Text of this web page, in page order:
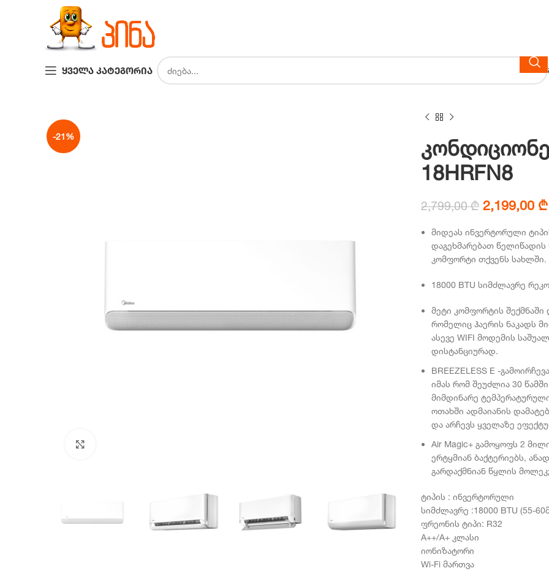
ᲧᲕᲔᲚᲐ ᲙᲐᲢᲔᲒᲝᲠᲘᲐ
-21%
18HRFN8
2,799,00₾ Original
was:
2,799,00
2,199,00 ₾
მიდეას ინვერტორული
დაგეხმარებათ წელიწადის
კომფორტი თქვენს სახლში.
18000 BTU სიმძლავრე
მეტი კომფორტის
რომელიც ჰაერის ნაკადს
ასევე WIFI მოდემის
დისტანციურად.
BREEZELESS E -
იმას რომ შეუძლია 30
მიმდინარე
ოთახში ადმაიანის
და არჩევს ყველაზე
Air Magic+ გამოყოფს 2
ერტყმიან ბაქტერიებს,
გარდაქმნიან წყლის
ტიპის : ინვერტორული
სიმძლავრე :18000 BTU (55-
ფრეონის ტიპი: R32
A++/A+ კლასი
იონიზატორი
Wi-Fi მართვა